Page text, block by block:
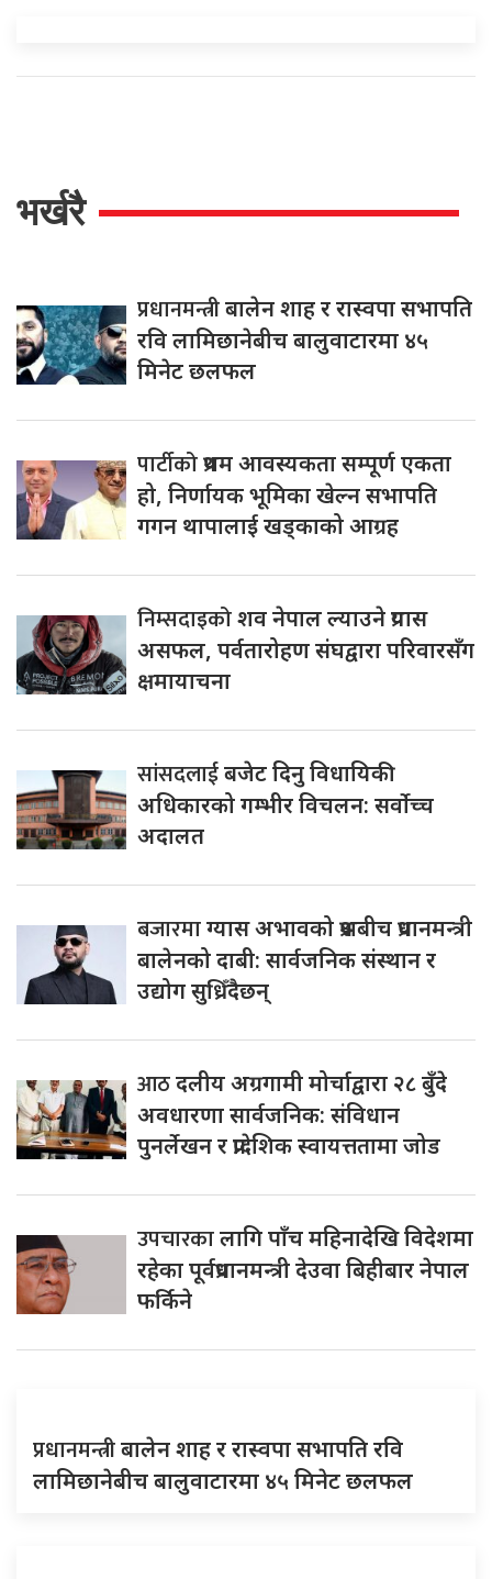
भर्खरै
प्रधानमन्त्रीबालेन शाह र रास्वपा सभापति
रवि लामिछानेबीच बालुवाटारमा ४५
मिनेट छलफल
पार्टीकोप्रथम आवस्यकता सम्पूर्ण एकता
हो, निर्णायक भूमिका खेल्न सभापति
गगन थापालाई खड्काको आग्रह
निम्सदाइकोशव नेपाल ल्याउने प्रयास
असफल, पर्वतारोहण संघद्वारा परिवारसँग
क्षमायाचना
सांसदलाईबजेट दिनु विधायिकी
अधिकारको गम्भीर विचलन: सर्वोच्च
अदालत
बजारमाग्यास अभावको प्रश्नबीच प्रधानमन्त्री
बालेनको दाबी: सार्वजनिक संस्थान र
उद्योग सुध्रिँदैछन्
आठदलीय अग्रगामी मोर्चाद्वारा २८ बुँदे
अवधारणा सार्वजनिक: संविधान
पुनर्लेखन र प्रादेशिक स्वायत्ततामा जोड
उपचारकालागि पाँच महिनादेखि विदेशमा
रहेका पूर्वप्रधानमन्त्री देउवा बिहीबार नेपाल
फर्किने
प्रधानमन्त्रीबालेन शाह र रास्वपा सभापति रवि
लामिछानेबीच बालुवाटारमा ४५ मिनेट छलफल